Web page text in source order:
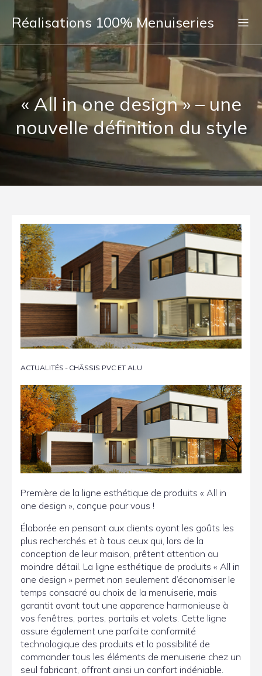
Réalisations 100% Menuiseries
« All in one design » – une
nouvelle définition du style
ACTUALITÉS - CHÂSSIS PVC ET ALU
Première de la ligne esthétique de produits « All in
one design », conçue pour vous !
Élaborée en pensant aux clients ayant les goûts les
plus recherchés et à tous ceux qui, lors de la
conception de leur maison, prêtent attention au
moindre détail. La ligne esthétique de produits « All in
one design » permet non seulement d’économiser le
temps consacré au choix de la menuiserie, mais
garantit avant tout une apparence harmonieuse à
vos fenêtres, portes, portails et volets. Cette ligne
assure également une parfaite conformité
technologique des produits et la possibilité de
commander tous les éléments de menuiserie chez un
seul fabricant, offrant ainsi un confort indéniable.